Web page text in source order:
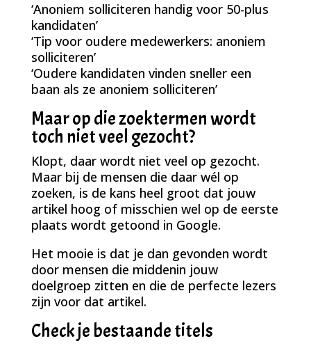
‘Anoniem solliciteren handig voor 50-plus
kandidaten’
‘Tip voor oudere medewerkers: anoniem
solliciteren’
‘Oudere kandidaten vinden sneller een
baan als ze anoniem solliciteren’
Maar op die zoektermen wordt
toch niet veel gezocht?
Klopt, daar wordt niet veel op gezocht.
Maar bij de mensen die daar wél op
zoeken, is de kans heel groot dat jouw
artikel hoog of misschien wel op de eerste
plaats wordt getoond in Google.
Het mooie is dat je dan gevonden wordt
door mensen die middenin jouw
doelgroep zitten en die de perfecte lezers
zijn voor dat artikel.
Check je bestaande titels